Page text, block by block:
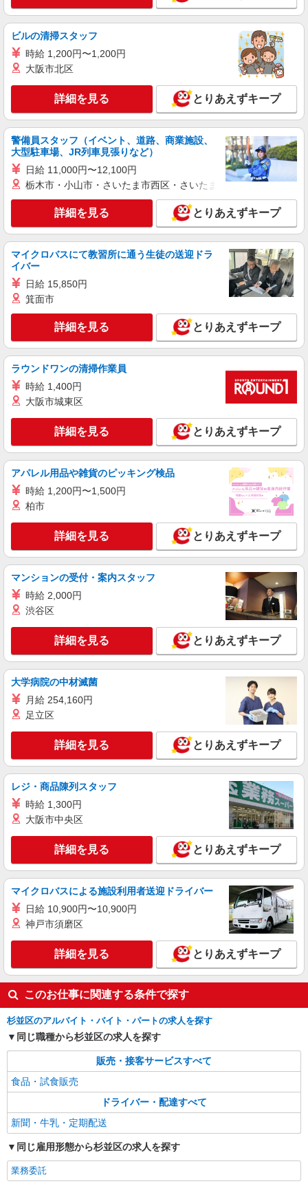
間） ◆月収例:週5日9時-13時の場合 月10万円〜
週5日9時-15時の場合 月15万円〜 ◆ノルマ・買取
りなし！ ※研修制度あり 収入保障期間：12か月
【宅配センター】阿佐谷 東京都杉並区阿佐谷
南1-10-7
キープ 詳細を見る
東京ヤクルト販売株式会社／荻窪センター
業務委託収入／完全出来高制 ◎週3日〜OK◎
扶養の範囲内OK ◎扶養の範囲を超えた高収入も
応相談 ※収入補償制度/月10万円（最長12か月
間） ◆月収例:週5日9時-13時の場合 月10万円〜
週5日9時-15時の場合 月15万円〜 ◆ノルマ・買取
りなし！ ※研修制度あり 収入保障期間：12か月
【宅配センター】荻窪 東京都杉並区上荻2-38-
10 金子ビル1階
キープ 詳細を見る
アルバイト パート
東京ヤクルト販売株式会社／阿佐谷センター
ヤクルトのデリバリースタッフ
【宅配センター】阿佐谷 東京都杉並区阿佐谷
キープ 詳細を見る
業務委託
東京ヤクルト販売株式会社／富士見ヶ丘センター
扶養の範囲内OK ◎扶養の範囲を超えた高収入も
応相談 ※収入補償制度/月10万円（最長12か月
間） ◆月収例:週5日9時-13時の場合 月10万円〜
週5日9時-15時の場合 月15万円〜 ◆ノルマ・買取
りなし！ ※研修制度あり 収入保障期間：12か月
【宅配センター】富士見ヶ丘 東京都杉並区宮
前1-12-9
キープ 詳細を見る
東京ヤクルト販売株式会社／永福センター
ヤクルトのデリバリースタッフ
時給：1,320円〜
【宅配センター】永福 東京都杉並区永福4-26-
キープ 詳細を見る
アルバイト パート
東京ヤクルト販売株式会社／荻窪センター
ヤクルトのデリバリースタッフ
【宅配センター】荻窪 東京都杉並区上荻2-38-
10 金子ビル1階
キープ 詳細を見る
パート
いなげや 杉並桜上水店
食品スーパースタッフ（鮮魚、青果、寿司）
時給：1363円（寿司） 時給：1289円（鮮魚・
青果） ※曜日・時間帯によって加算 ▼詳細は以下
の通り 日・祝日／時給125円増 ★学生以外の長期
希望の方はパート対象です。 ★職種を限定しての
募集のため、勤務時間・曜日の項目をご確認くだ
東京都杉並区下高井戸2-10-6
詳細を見る
パート
いなげや 杉並新高円寺店
食品スーパースタッフ（レジ、惣菜、寿司、ベ
ーカリー、青果）
時給：1421円（惣菜・寿司・ベーカリー） 時
日・時間帯によって加算 ▼詳細は以下の通り 日・
祝日／時給125円増 17:00〜18:00／時給100円増
18:00以降／時給200円増 22:00以降／時給30％増
（深夜割増） ★学生以外の長期希望の方はパート
対象です。 ★職種を限定しての募集のため、勤務
東京都杉並区梅里2-10-11
キープ 詳細を見る
ビルの清掃スタッフ
時給 1,200円〜1,200円
大阪市北区
詳細を見る とりあえずキープ
警備員スタッフ（イベント、道路、商業施設、
大型駐車場、JR列車見張りなど）
日給 11,000円〜12,100円
栃木市・小山市・さいたま市西区・さいたま市岩槻区・久喜市・
詳細を見る とりあえずキープ
マイクロバスにて教習所に通う生徒の送迎ドラ
イバー
日給 15,850円
箕面市
詳細を見る とりあえずキープ
ラウンドワンの清掃作業員
時給 1,400円
大阪市城東区
詳細を見る とりあえずキープ
アパレル用品や雑貨のピッキング検品
時給 1,200円〜1,500円
柏市
詳細を見る とりあえずキープ
マンションの受付・案内スタッフ
時給 2,000円
渋谷区
詳細を見る とりあえずキープ
大学病院の中材滅菌
月給 254,160円
足立区
詳細を見る とりあえずキープ
レジ・商品陳列スタッフ
時給 1,300円
大阪市中央区
詳細を見る とりあえずキープ
マイクロバスによる施設利用者送迎ドライバー
日給 10,900円〜10,900円
神戸市須磨区
詳細を見る とりあえずキープ
このお仕事に関連する条件で探す
杉並区のアルバイト・バイト・パートの求人を探す
同じ職種から杉並区の求人を探す
販売・接客サービスすべて
食品・試食販売
ドライバー・配達すべて
新聞・牛乳・定期配送
同じ雇用形態から杉並区の求人を探す
業務委託